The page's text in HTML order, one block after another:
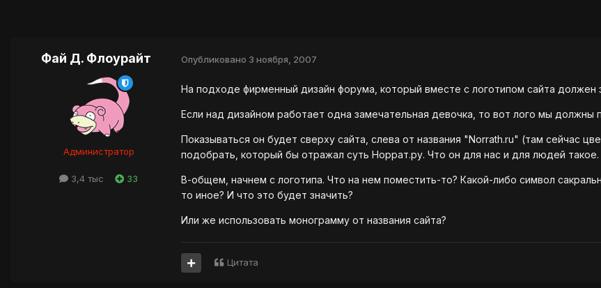
Фай Д. Флоурайт
Администратор
3,4 тыс 33
Опубликовано 3 ноября, 2007
На подходе фирменный дизайн форума, который вместе с логотипом сайта должен
Если над дизайном работает одна замечательная девочка, то вот лого мы должны
Показываться он будет сверху сайта, слева от названия "Norrath.ru" (там сейчас
подобрать, который бы отражал суть Норрат.ру. Что он для нас и для людей такое.
В-общем, начнем с логотипа. Что на нем поместить-то? Какой-либо символ
то иное? И что это будет значить?
Или же использовать монограмму от названия сайта?
Цитата